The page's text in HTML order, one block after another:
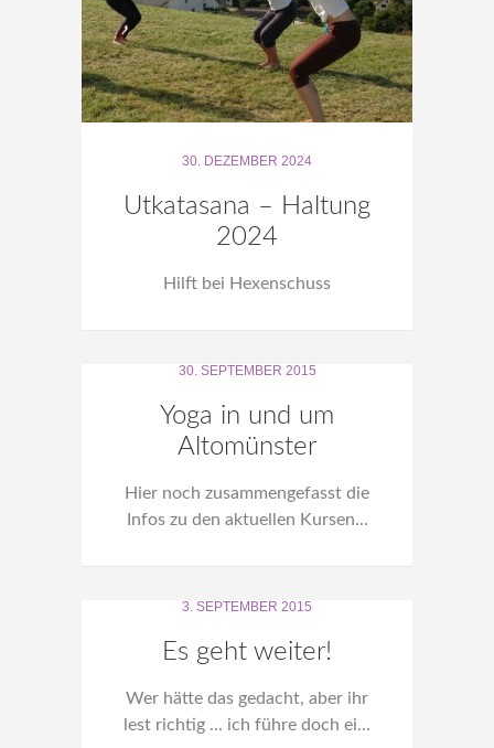
30. DEZEMBER 2024
Utkatasana – Haltung
2024
Hilft bei Hexenschuss
30. SEPTEMBER 2015
Yoga in und um
Altomünster
Hier noch zusammengefasst die
Infos zu den aktuellen Kursen...
3. SEPTEMBER 2015
Es geht weiter!
Wer hätte das gedacht, aber ihr
lest richtig ... ich führe doch ei...